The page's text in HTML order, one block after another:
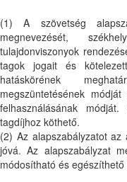
(1) A szövetség
megnevezését,
tulajdonviszonyok
tagok jogait és
hatáskörének
megszüntetésének
felhasználásának
tagdíjhoz köthető.
(2) Az alapszabályzatot
jóvá. Az alapszabályzat
módosítható és